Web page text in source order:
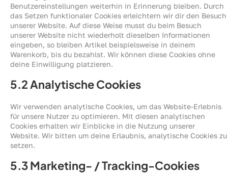
Benutzereinstellungen weiterhin in Erinnerung bleiben. Durch
das Setzen funktionaler Cookies erleichtern wir dir den Besuch
unserer Website. Auf diese Weise musst du beim Besuch
unserer Website nicht wiederholt dieselben Informationen
eingeben, so bleiben Artikel beispielsweise in deinem
Warenkorb, bis du bezahlst. Wir können diese Cookies ohne
deine Einwilligung platzieren.
5.2 Analytische Cookies
Wir verwenden analytische Cookies, um das Website-Erlebnis
für unsere Nutzer zu optimieren. Mit diesen analytischen
Cookies erhalten wir Einblicke in die Nutzung unserer
Website. Wir bitten um deine Erlaubnis, analytische Cookies zu
setzen.
5.3 Marketing- / Tracking-Cookies